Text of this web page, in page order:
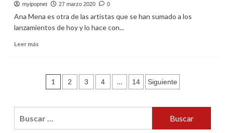
y
Ricky
unen
myipopnet 27 marzo 2020 0
Ana Mena es otra de las artistas que se han sumado a los
lanzamientos de hoy y lo hace con...
Leer másLeer
Mena
nos
su
mágica
canción
Paginación
entradas
1 2 3 4 … 14 Siguiente